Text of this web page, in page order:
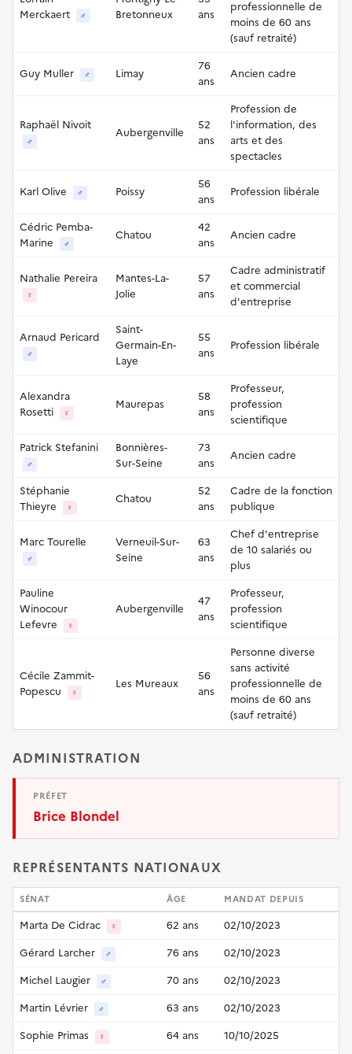
Merckaert
♂
Bretonneux
ans
professionnelle de
moins de 60 ans
(sauf retraité)
Guy Muller ♂ Limay
76
ans
Ancien cadre
Raphaël Nivoit
♂
Aubergenville
52
ans
Profession de
l'information, des
arts et des
spectacles
Karl Olive ♂ Poissy
56
ans
Profession libérale
Cédric Pemba-
Marine
♂
Chatou
42
ans
Ancien cadre
Nathalie Pereira
♀
Mantes-La-
Jolie
57
ans
Cadre administratif
et commercial
d'entreprise
Arnaud Pericard
♂
Saint-
Germain-En-
Laye
55
ans
Profession libérale
Alexandra
Rosetti
♀
Maurepas
58
ans
Professeur,
profession
scientifique
Patrick Stefanini
♂
Bonnières-
Sur-Seine
73
ans
Ancien cadre
Stéphanie
Thieyre
♀
Chatou
52
ans
Cadre de la fonction
publique
Marc Tourelle
♂
Verneuil-Sur-
Seine
63
ans
Chef d'entreprise
de 10 salariés ou
plus
Pauline
Winocour
Lefevre
♀
Aubergenville
47
ans
Professeur,
profession
scientifique
Cécile Zammit-
Popescu
♀
Les Mureaux
56
ans
Personne diverse
sans activité
professionnelle de
moins de 60 ans
(sauf retraité)
ADMINISTRATION
PRÉFET
Brice Blondel
REPRÉSENTANTS NATIONAUX
SÉNAT ÂGE MANDAT DEPUIS
Marta De Cidrac ♀ 62 ans
02/10/2023
Gérard Larcher
♂ 76 ans
02/10/2023
Michel Laugier
♂ 70 ans
02/10/2023
Martin Lévrier
♂ 63 ans
02/10/2023
Sophie Primas
♀ 64 ans
10/10/2025